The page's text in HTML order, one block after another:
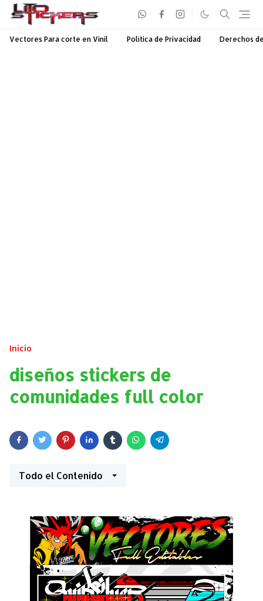
Vectores Para corte en Vinil Política de Privacidad Derechos
Inicio
diseños stickers de
comunidades full color
Todo el Contenido